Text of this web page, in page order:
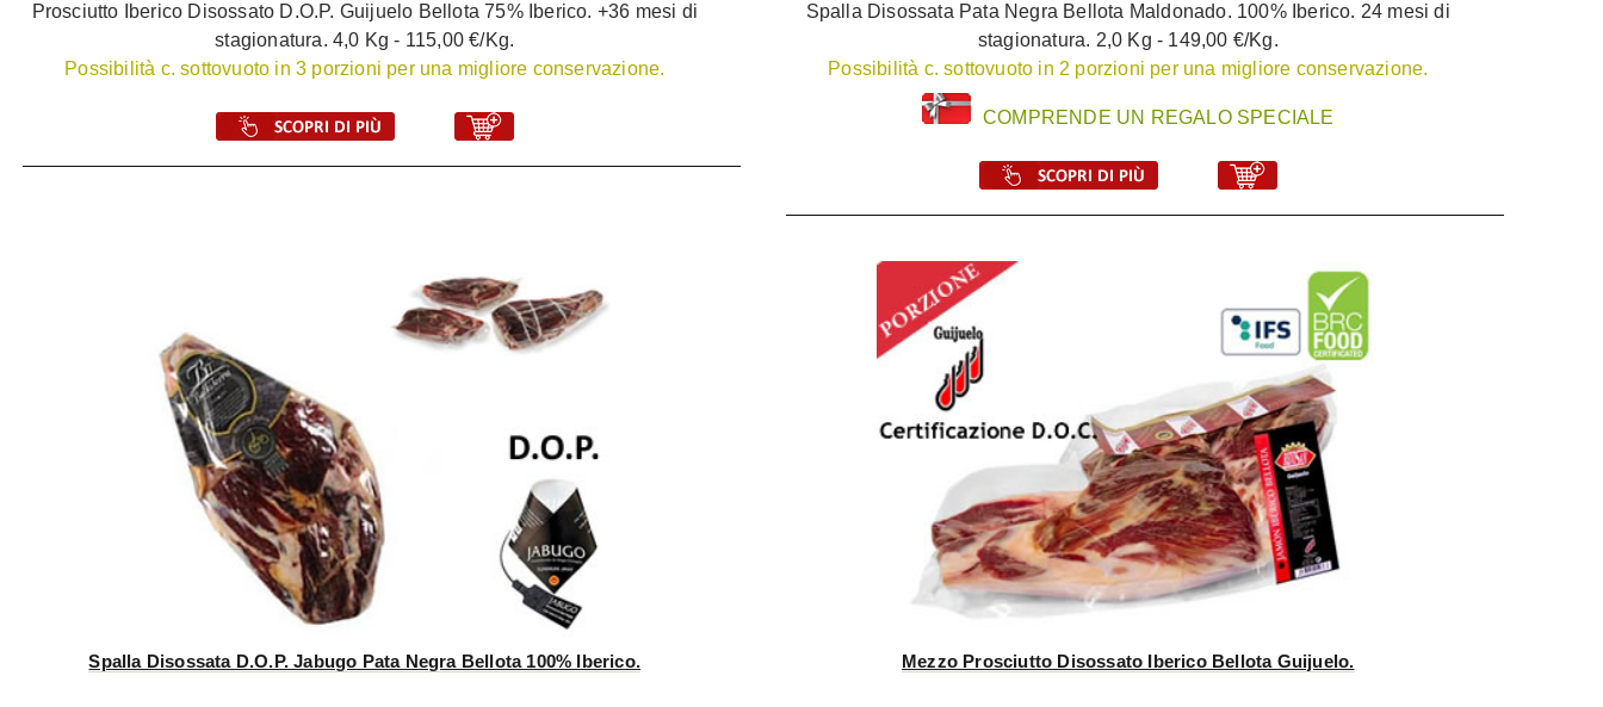
Prosciutto Iberico Disossato D.O.P. Guijuelo Bellota 75% Iberico. +36 mesi di
stagionatura. 4,0 Kg - 115,00 €/Kg.
Possibilità c. sottovuoto in 3 porzioni per una migliore conservazione.
Spalla Disossata Pata Negra Bellota Maldonado. 100% Iberico. 24 mesi di
stagionatura. 2,0 Kg - 149,00 €/Kg.
Possibilità c. sottovuoto in 2 porzioni per una migliore conservazione.
COMPRENDE UN REGALO SPECIALE
Spalla Disossata D.O.P. Jabugo Pata Negra Bellota 100% Iberico. Mezzo Prosciutto Disossato Iberico Bellota Guijuelo.